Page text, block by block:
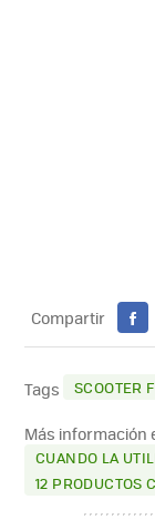
Compartir
Tags SCOOTER
Más información
CUANDO LA
12 PRODUCTOS